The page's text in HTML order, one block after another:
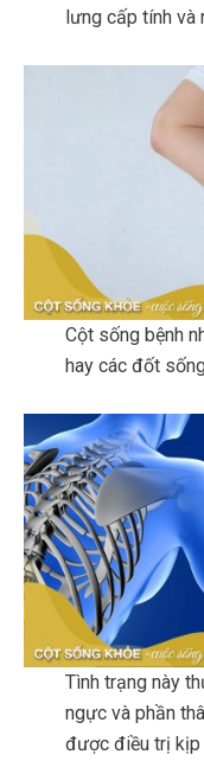
lưng cấp tính và
Cột sống bệnh
hay các đốt
Tình trạng này
ngực và phần
được điều trị kịp